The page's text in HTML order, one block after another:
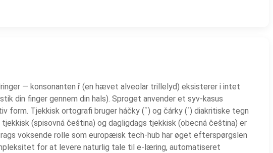
— konsonanten ř (en hævet alveolar trillelyd) eksisterer i intet
din finger gennem din hals). Sproget anvender et syv-kasus
Tjekkisk ortografi bruger háčky (ˇ) og čárky (´) diakritiske tegn
(spisovná čeština) og dagligdags tjekkisk (obecná čeština) er
voksende rolle som europæisk tech-hub har øget efterspørgslen
for at levere naturlig tale til e-læring, automatiseret